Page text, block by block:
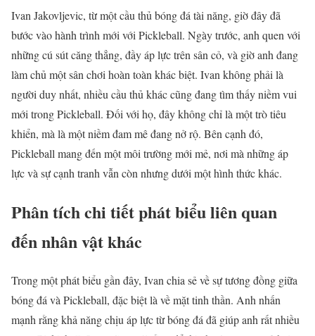
Ivan Jakovljevic, từ một cầu thủ bóng đá tài năng, giờ đây đã
bước vào hành trình mới với Pickleball. Ngày trước, anh quen với
những cú sút căng thẳng, đầy áp lực trên sân cỏ, và giờ anh đang
làm chủ một sân chơi hoàn toàn khác biệt. Ivan không phải là
người duy nhất, nhiều cầu thủ khác cũng đang tìm thấy niềm vui
mới trong Pickleball. Đối với họ, đây không chỉ là một trò tiêu
khiển, mà là một niềm đam mê đang nở rộ. Bên cạnh đó,
Pickleball mang đến một môi trường mới mẻ, nơi mà những áp
lực và sự cạnh tranh vẫn còn nhưng dưới một hình thức khác.
Phân tích chi tiết phát biểu liên quan
đến nhân vật khác
Trong một phát biểu gần đây, Ivan chia sẻ về sự tương đồng giữa
bóng đá và Pickleball, đặc biệt là về mặt tinh thần. Anh nhấn
mạnh rằng khả năng chịu áp lực từ bóng đá đã giúp anh rất nhiều